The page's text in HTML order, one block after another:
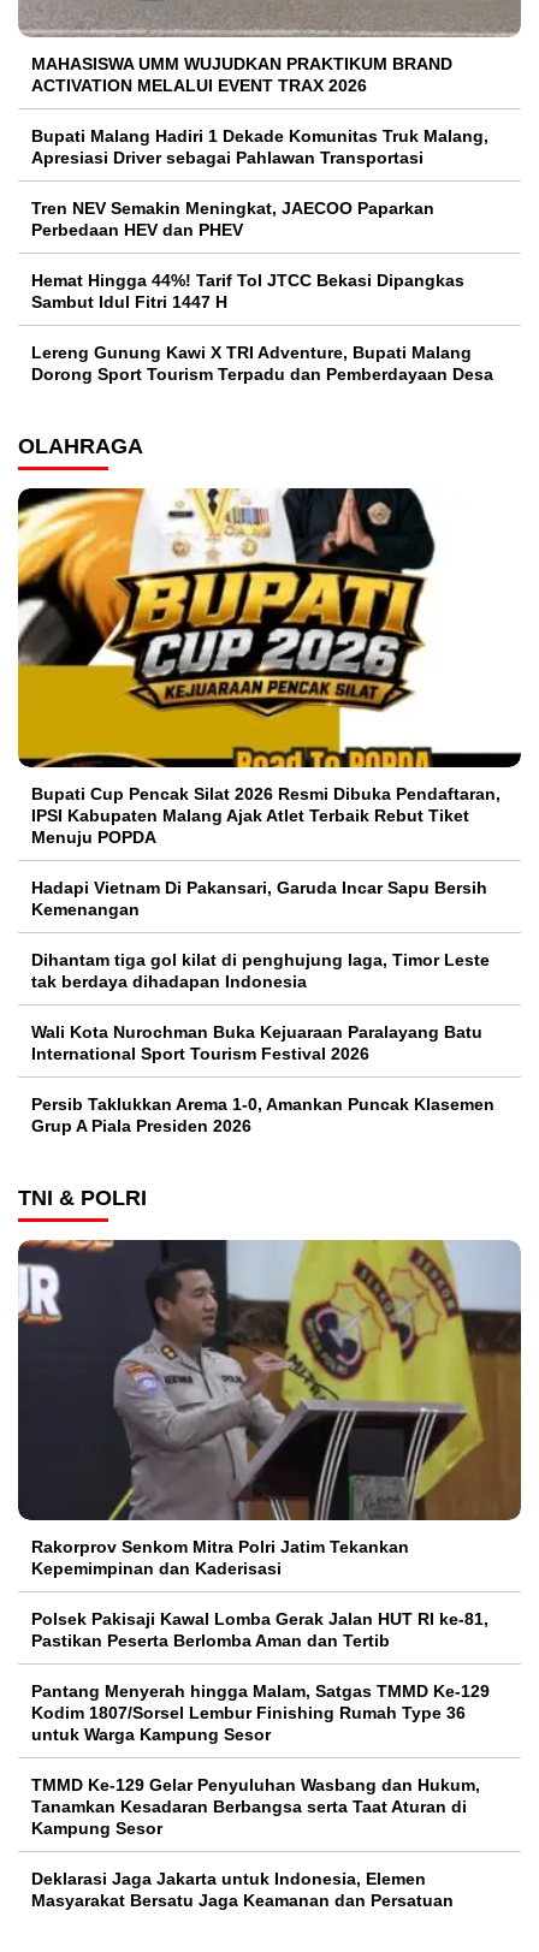
MAHASISWA UMM WUJUDKAN PRAKTIKUM BRAND
ACTIVATION MELALUI EVENT TRAX 2026
Bupati Malang Hadiri 1 Dekade Komunitas Truk Malang,
Apresiasi Driver sebagai Pahlawan Transportasi
Tren NEV Semakin Meningkat, JAECOO Paparkan
Perbedaan HEV dan PHEV
Hemat Hingga 44%! Tarif Tol JTCC Bekasi Dipangkas
Sambut Idul Fitri 1447 H
Lereng Gunung Kawi X TRI Adventure, Bupati Malang
Dorong Sport Tourism Terpadu dan Pemberdayaan Desa
OLAHRAGA
Bupati Cup Pencak Silat 2026 Resmi Dibuka Pendaftaran,
IPSI Kabupaten Malang Ajak Atlet Terbaik Rebut Tiket
Menuju POPDA
Hadapi Vietnam Di Pakansari, Garuda Incar Sapu Bersih
Kemenangan
Dihantam tiga gol kilat di penghujung laga, Timor Leste
tak berdaya dihadapan Indonesia
Wali Kota Nurochman Buka Kejuaraan Paralayang Batu
International Sport Tourism Festival 2026
Persib Taklukkan Arema 1-0, Amankan Puncak Klasemen
Grup A Piala Presiden 2026
TNI & POLRI
Rakorprov Senkom Mitra Polri Jatim Tekankan
Kepemimpinan dan Kaderisasi
Polsek Pakisaji Kawal Lomba Gerak Jalan HUT RI ke-81,
Pastikan Peserta Berlomba Aman dan Tertib
Pantang Menyerah hingga Malam, Satgas TMMD Ke-129
Kodim 1807/Sorsel Lembur Finishing Rumah Type 36
untuk Warga Kampung Sesor
TMMD Ke-129 Gelar Penyuluhan Wasbang dan Hukum,
Tanamkan Kesadaran Berbangsa serta Taat Aturan di
Kampung Sesor
Deklarasi Jaga Jakarta untuk Indonesia, Elemen
Masyarakat Bersatu Jaga Keamanan dan Persatuan